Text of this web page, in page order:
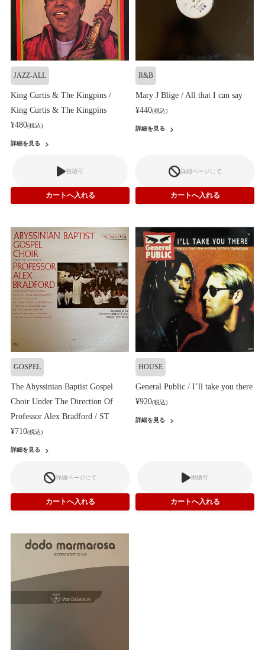
JAZZ-ALL
King Curtis & The Kingpins /
King Curtis & The Kingpins
¥480(税込)
詳細を見る
視聴可
R&B
Mary J Blige / All that I can say
¥440(税込)
詳細を見る
詳細ページにて
GOSPEL
The Abyssinian Baptist Gospel
Choir Under The Direction Of
Professor Alex Bradford / ST
¥710(税込)
詳細を見る
詳細ページにて
HOUSE
General Public / I’ll take you there
¥920(税込)
詳細を見る
視聴可